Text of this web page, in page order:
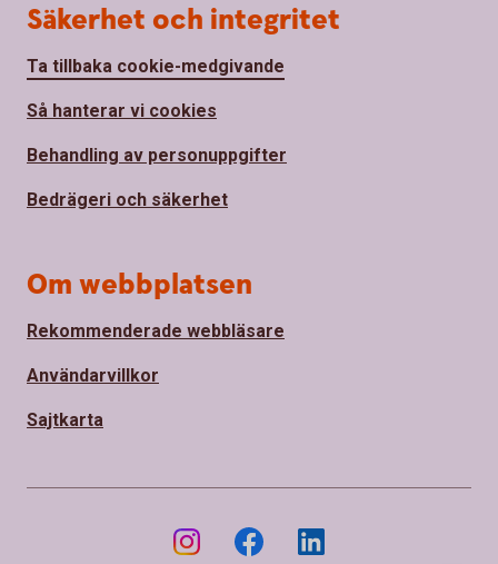
Säkerhet och integritet
Ta tillbaka cookie-medgivande
Så hanterar vi cookies
Behandling av personuppgifter
Bedrägeri och säkerhet
Om webbplatsen
Rekommenderade webbläsare
Användarvillkor
Sajtkarta